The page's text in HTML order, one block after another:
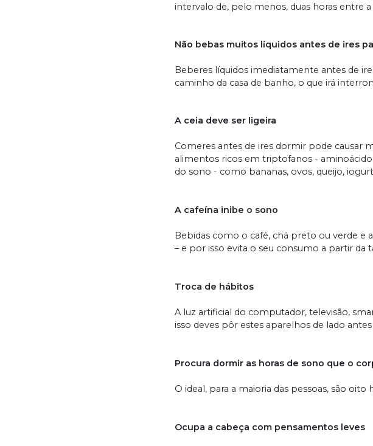
intervalo de, pelo menos, duas horas entre a
Não bebas muitos líquidos antes de ires
Beberes líquidos imediatamente antes de
caminho da casa de banho, o que irá
A ceia deve ser ligeira
Comeres antes de ires dormir pode causar
alimentos ricos em triptofanos -
do sono - como bananas, ovos, queijo,
A cafeína inibe o sono
Bebidas como o café, chá preto ou verde e
– e por isso evita o seu consumo a partir da
Troca de hábitos
A luz artificial do computador, televisão,
isso deves pôr estes aparelhos de lado
Procura dormir as horas de sono que o
O ideal, para a maioria das pessoas, são oito
Ocupa a cabeça com pensamentos leves